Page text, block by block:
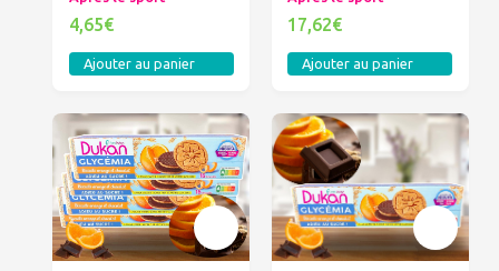
4,65€
Ajouter au panier
17,62€
Ajouter au panier